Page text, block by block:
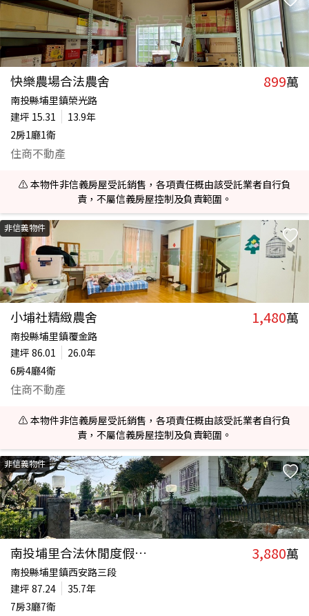
快樂農場合法農舍 899萬
南投縣埔里鎮榮光路
建坪 15.31
13.9年
2房1廳1衛
住商不動產
⚠️ 本物件非信義房屋受託銷售，各項責任概由該受託業者自行負
責，不屬信義房屋控制及負責範圍。
非信義物件
小埔社精緻農舍 1,480萬
南投縣埔里鎮覆金路
建坪 86.01
26.0年
6房4廳4衛
住商不動產
⚠️ 本物件非信義房屋受託銷售，各項責任概由該受託業者自行負
責，不屬信義房屋控制及負責範圍。
非信義物件
南投埔里合法休閒度假民宿 3,880萬
南投縣埔里鎮西安路三段
建坪 87.24
35.7年
7房3廳7衛